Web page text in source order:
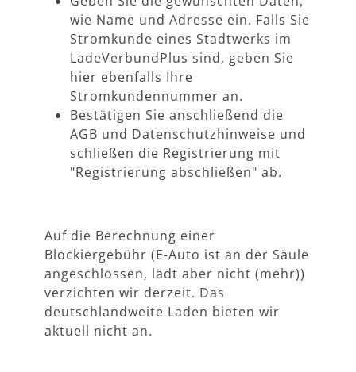
wie Name und Adresse ein. Falls Sie
Stromkunde eines Stadtwerks im
LadeVerbundPlus sind, geben Sie
hier ebenfalls Ihre
Stromkundennummer an.
Bestätigen Sie anschließend die
AGB und Datenschutzhinweise und
schließen die Registrierung mit
"Registrierung abschließen" ab.
Auf die Berechnung einer
Blockiergebühr (E-Auto ist an der Säule
angeschlossen, lädt aber nicht (mehr))
verzichten wir derzeit. Das
deutschlandweite Laden bieten wir
aktuell nicht an.